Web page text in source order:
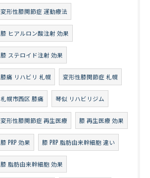
変形性膝関節症 運動療法
膝 ヒアルロン酸注射 効果
膝 ステロイド注射 効果
膝痛 リハビリ 札幌 変形性膝関節症 札幌
札幌市西区 膝痛 琴似 リハビリジム
変形性膝関節症 再生医療 膝 再生医療 効果
膝 PRP 効果 膝 PRP 脂肪由来幹細胞 違い
膝 脂肪由来幹細胞 効果